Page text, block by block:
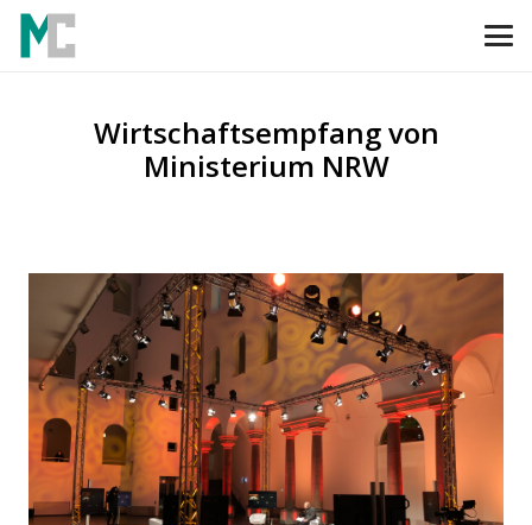
Wirtschaftsempfang von
Ministerium NRW